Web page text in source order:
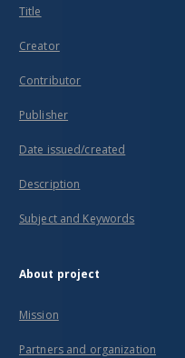
Title
Creator
Contributor
Publisher
Date issued/created
Description
Subject and Keywords
About project
Mission
Partners and organization